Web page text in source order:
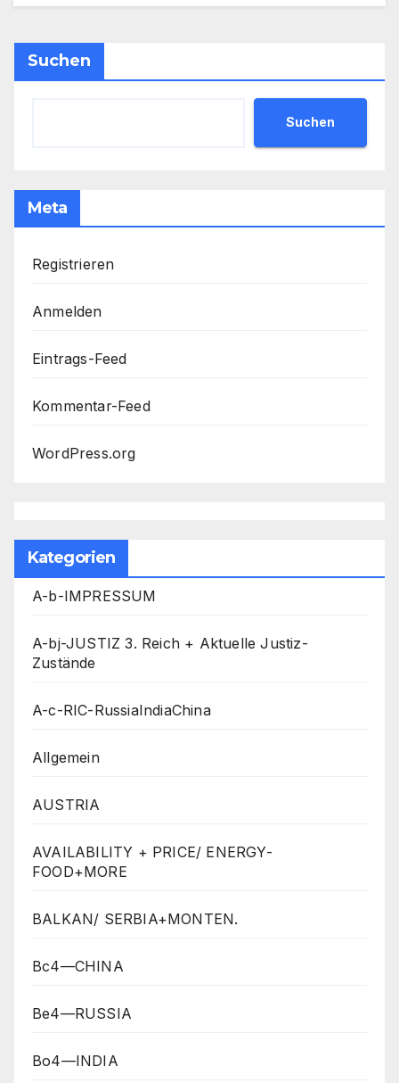
Suchen
Suchen
Meta
Registrieren
Anmelden
Eintrags-Feed
Kommentar-Feed
WordPress.org
Kategorien
A-b-IMPRESSUM
A-bj-JUSTIZ 3. Reich + Aktuelle Justiz-
Zustände
A-c-RIC-RussiaIndiaChina
Allgemein
AUSTRIA
AVAILABILITY + PRICE/ ENERGY-
FOOD+MORE
BALKAN/ SERBIA+MONTEN.
Bc4—CHINA
Be4—RUSSIA
Bo4—INDIA